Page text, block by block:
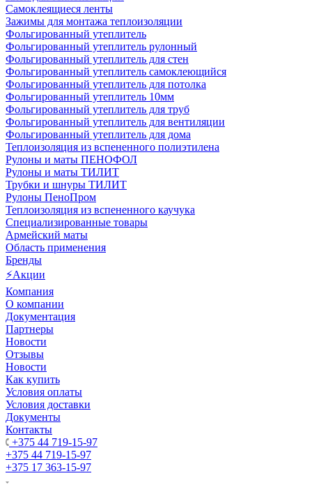
Самоклеящиеся ленты
Зажимы для монтажа теплоизоляции
Фольгированный утеплитель
Фольгированный утеплитель рулонный
Фольгированный утеплитель для стен
Фольгированный утеплитель самоклеющийся
Фольгированный утеплитель для потолка
Фольгированный утеплитель 10мм
Фольгированный утеплитель для труб
Фольгированный утеплитель для вентиляции
Фольгированный утеплитель для дома
Теплоизоляция из вспененного полиэтилена
Рулоны и маты ПЕНОФОЛ
Рулоны и маты ТИЛИТ
Трубки и шнуры ТИЛИТ
Рулоны ПеноПром
Теплоизоляция из вспененного каучука
Специализированные товары
Армейский маты
Область применения
Бренды
⚡Акции
Компания
О компании
Документация
Партнеры
Новости
Отзывы
Новости
Как купить
Условия оплаты
Условия доставки
Документы
Контакты
+375 44 719-15-97
+375 44 719-15-97
+375 17 363-15-97